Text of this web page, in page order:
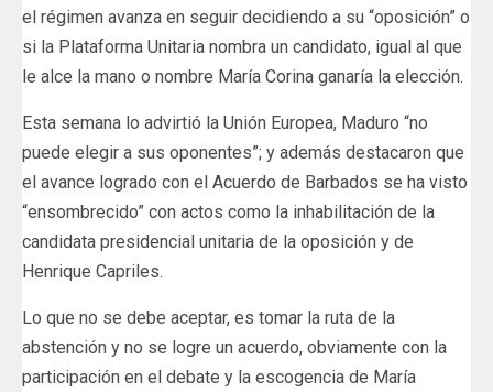
el régimen avanza en seguir decidiendo a su “oposición” o
si la Plataforma Unitaria nombra un candidato, igual al que
le alce la mano o nombre María Corina ganaría la elección.
Esta semana lo advirtió la Unión Europea, Maduro “no
puede elegir a sus oponentes”; y además destacaron que
el avance logrado con el Acuerdo de Barbados se ha visto
“ensombrecido” con actos como la inhabilitación de la
candidata presidencial unitaria de la oposición y de
Henrique Capriles.
Lo que no se debe aceptar, es tomar la ruta de la
abstención y no se logre un acuerdo, obviamente con la
participación en el debate y la escogencia de María